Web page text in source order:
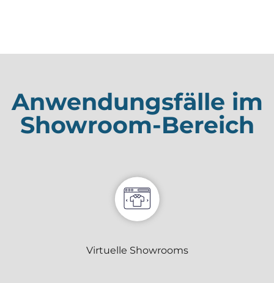
Anwendungsfälle im
Showroom-Bereich
Virtuelle Showrooms
Funktionen
verfügbar
sein.
Verhalten beim
Besuch unserer
Website mitteilen,
personalisierte